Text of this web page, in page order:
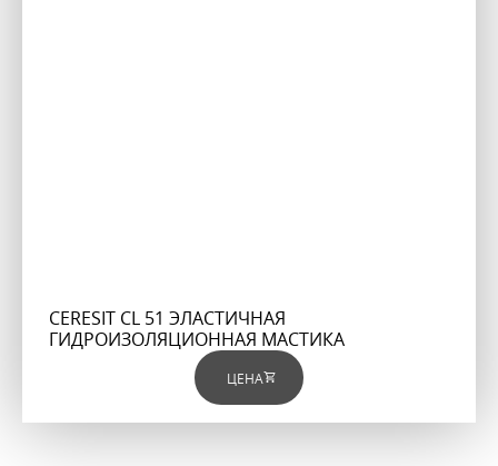
CERESIT CL 51 ЭЛАСТИЧНАЯ
ГИДРОИЗОЛЯЦИОННАЯ МАСТИКА
ЦЕНА